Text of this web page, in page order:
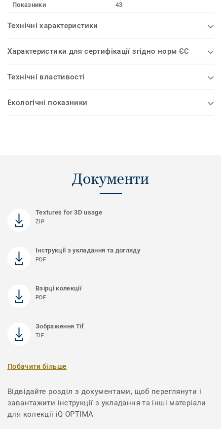
Показники 43
Технічні характеристики
Характеристики для сертифікації згідно норм ЄС
Технічні властивості
Екологічні показники
Документи
Textures for 3D usage
ZIP
Інструкції з укладання та догляду
PDF
Взірці колекції
PDF
Зображення Tif
TIF
Побачити більше
Відвідайте розділ з документами, щоб переглянути і
завантажити інструкції з укладання та інші матеріали
для колекції iQ OPTIMA